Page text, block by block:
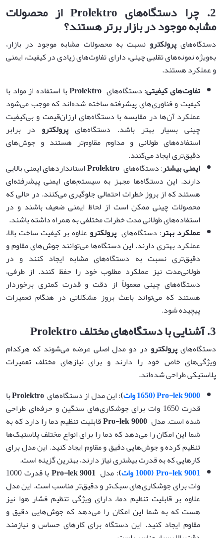
2. چرا دستگاه‌های از محصولات
مشابه موجود در بازار برتر هستند؟
دستگاه‌هایپرولکترو نسبت به محصولات مشابه موجود در بازار،
به‌ویژه نمونه‌های تقلبی چینی، دارای تفاوت‌های زیادی در کیفیت، ایمنی
و عملکرد هستند.
تفاوت‌های کیفیتی: دستگاه‌های Prolektroبا استفاده از مواد با
کیفیت و فناوری‌های پیشرفته ساخته شده‌اند که موجب می‌شود
عملکرد آن‌ها در مقایسه با دستگاه‌های ارزان‌قیمت و بی‌کیفیت
چینی بسیار بهتر باشد. دستگاه‌هایپرولکترودر برابر
استفاده‌های طولانی و مداوم مقاوم‌تر هستند و جوش‌های
دقیق‌تری ایجاد می‌کنند.
ایمنی بیشتر: دستگاه‌های Prolektroاستانداردهای ایمنی بالایی
دارند. این دستگاه‌ها مجهز به سیستم‌های ایمنی پیشرفته‌ای
هستند که از بروز خطرات احتمالی جلوگیری می‌کنند. در حالی که
محصولات چینی ممکن است از لحاظ ایمنی ضعیف باشند و در
استفاده‌های طولانی مدت خطرات مختلفی به همراه داشته باشند.
عملکرد بهتر: دستگاه‌هایپرولکتروعلاوه بر کیفیت ساخت بالا،
عملکرد بهتری دارند. این دستگاه‌ها می‌توانند جوش‌های مقاوم و
دقیق‌تری نسبت به دستگاه‌های مشابه ایجاد کنند و در
طولانی‌مدت نیز عملکرد مطلوب خود را حفظ کنند. از طرفی،
دستگاه‌های چینی معمولاً از دقت و قدرت کمتری برخوردار
هستند که می‌تواند باعث بروز مشکلاتی در هنگام تعمیرات
پیچیده شود.
3. آشنایی با دستگاه‌های مختلف
دستگاه‌هایپرولکترودر دو مدل اصلی عرضه می‌شوند که هرکدام
ویژگی‌های خاص خود را دارند و برای نیازهای مختلف تعمیرات
پلاستیکی طراحی شده‌اند.
Pro-lek 9000 (1650
وات): این مدل از دستگاه‌هایProlektroبا
قدرت 1650 وات برای جوشکاری‌های سنگین و حرفه‌ای طراحی
شده است. مدلPro-lek 9000قابلیت تنظیم دما را دارد که به
شما این امکان را می‌دهد که دما را برای انواع مختلف پلاستیک‌ها
تنظیم کرده و جوش‌هایی دقیق و مقاوم ایجاد کنید. این مدل برای
کارهایی که به قدرت بیشتری نیاز دارند، بهترین گزینه است.
Pro-lek 9001 (1000
وات): مدل Pro-lek 9001
با قدرت 1000
وات برای جوشکاری‌های سبک‌تر و دقیق‌تر مناسب است. این مدل
علاوه بر قابلیت تنظیم دما، دارای ویژگی تنظیم فشار هوا نیز
هست که به شما این امکان را می‌دهد که جوش‌هایی دقیق و
مقاوم ایجاد کنید. این دستگاه برای کارهای حساس و نیازمند